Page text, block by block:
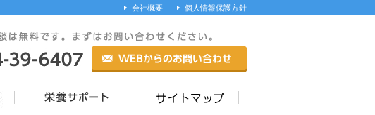
会社概要 個人情報保護方針